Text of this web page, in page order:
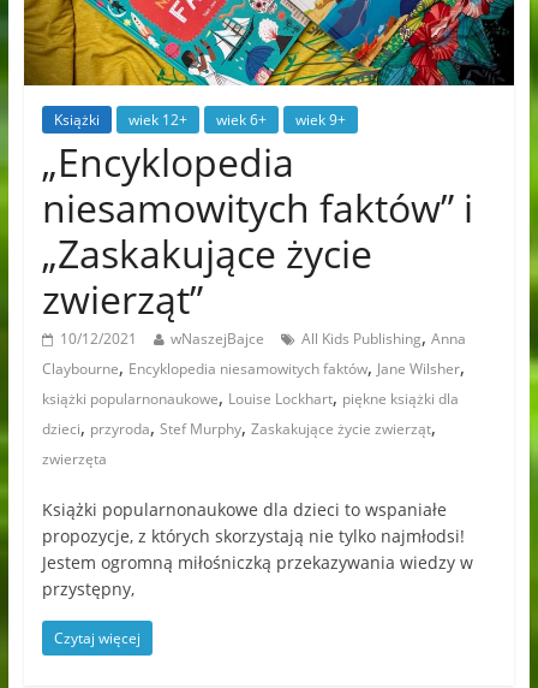
Książki wiek 12+ wiek 6+ wiek 9+
„Encyklopedia
niesamowitych faktów” i
„Zaskakujące życie
zwierząt”
10/12/2021 wNaszejBajce All Kids Publishing, Anna
Claybourne, Encyklopedia niesamowitych faktów, Jane Wilsher,
książki popularnonaukowe, Louise Lockhart, piękne książki dla
dzieci, przyroda, Stef Murphy, Zaskakujące życie zwierząt,
zwierzęta
Książki popularnonaukowe dla dzieci to wspaniałe
propozycje, z których skorzystają nie tylko najmłodsi!
Jestem ogromną miłośniczką przekazywania wiedzy w
przystępny,
Czytaj więcej